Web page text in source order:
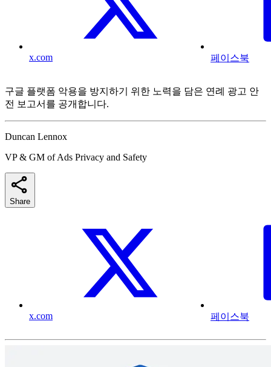
x.com 페이스북
구글 플랫폼 악용을 방지하기 위한 노력을 담은 연례 광고 안
전 보고서를 공개합니다.
Duncan Lennox
VP & GM of Ads Privacy and Safety
Share
x.com 페이스북